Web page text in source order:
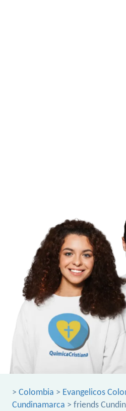
> Colombia > Evangelicos
Cundinamarca > friends